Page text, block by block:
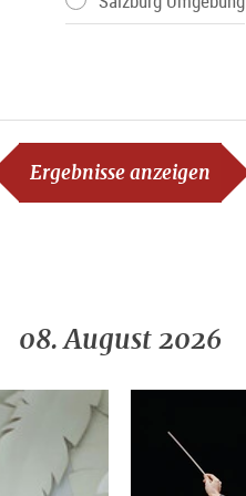
Ergebnisse anzeigen
08. August 2026